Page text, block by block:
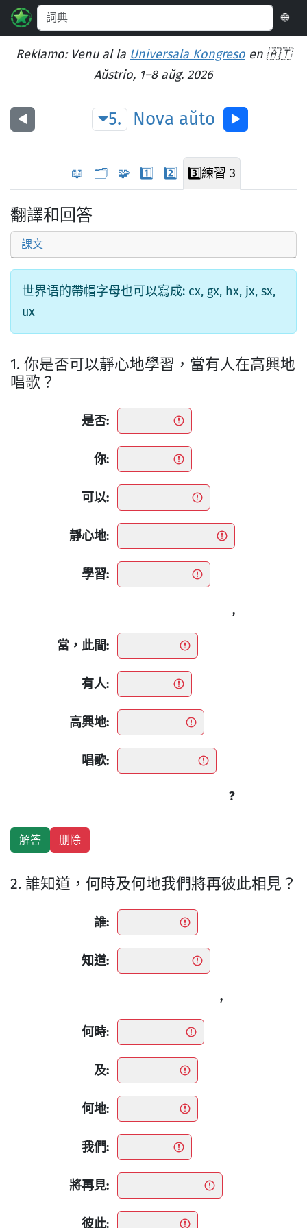
🌐
Reklamo: Venu al la Universala Kongreso en 🇦🇹
Aŭstrio, 1–8 aŭg. 2026
◀︎ 5. Nova aŭto ▶︎
📖 🗂️ 🧩 1️⃣ 2️⃣ 3️⃣練習 3
翻譯和回答
課文
世界语的帶帽字母也可以寫成: cx, gx, hx, jx, sx,
ux
1. 你是否可以靜心地學習，當有人在高興地
唱歌？
是否:
你:
可以:
靜心地:
學習:
,
當，此間:
有人:
高興地:
唱歌:
?
2. 誰知道，何時及何地我們將再彼此相見？
誰:
知道:
,
何時:
及:
何地:
我們:
將再見:
彼此: